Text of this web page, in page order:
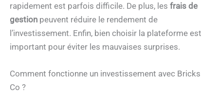
rapidement est parfois difficile. De plus, les frais de
gestion peuvent réduire le rendement de
l’investissement. Enfin, bien choisir la plateforme est
important pour éviter les mauvaises surprises.
Comment fonctionne un investissement avec Bricks
Co ?